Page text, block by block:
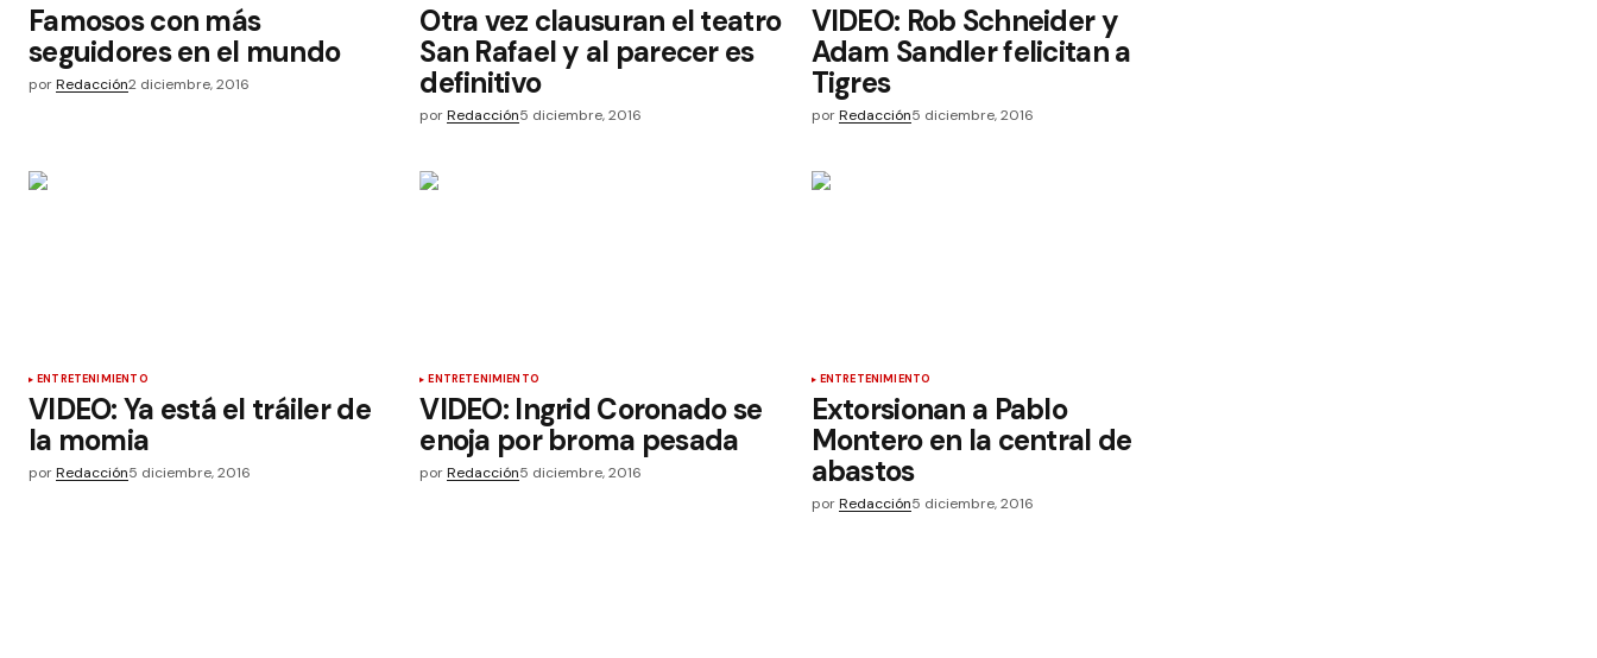
Famosos con más
seguidores en el mundo
porRedacción2 diciembre, 2016
Otra vez clausuran el teatro
San Rafael y al parecer es
definitivo
por Redacción5 diciembre, 2016
VIDEO: Rob Schneider y
Adam Sandler felicitan a
Tigres
por Redacción5 diciembre, 2016
ENTRETENIMIENTO
VIDEO: Ya está el tráiler de
la momia
porRedacción5 diciembre, 2016
ENTRETENIMIENTO
VIDEO: Ingrid Coronado se
enoja por broma pesada
por Redacción5 diciembre, 2016
ENTRETENIMIENTO
Extorsionan a Pablo
Montero en la central de
abastos
por Redacción5 diciembre, 2016